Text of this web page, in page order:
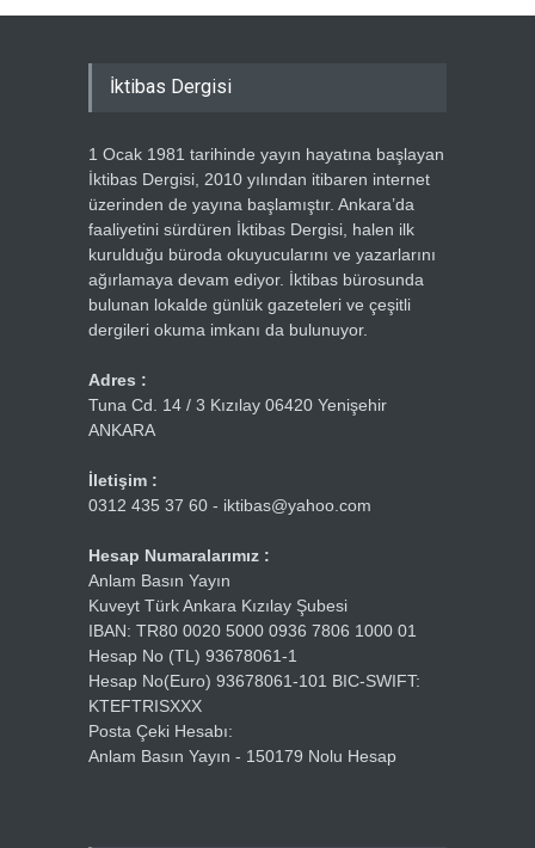
İktibas Dergisi
1 Ocak 1981 tarihinde yayın hayatına başlayan
İktibas Dergisi, 2010 yılından itibaren internet
üzerinden de yayına başlamıştır. Ankara’da
faaliyetini sürdüren İktibas Dergisi, halen ilk
kurulduğu büroda okuyucularını ve yazarlarını
ağırlamaya devam ediyor. İktibas bürosunda
bulunan lokalde günlük gazeteleri ve çeşitli
dergileri okuma imkanı da bulunuyor.
Adres :
Tuna Cd. 14 / 3 Kızılay 06420 Yenişehir
ANKARA
İletişim :
0312 435 37 60 - iktibas@yahoo.com
Hesap Numaralarımız :
Anlam Basın Yayın
Kuveyt Türk Ankara Kızılay Şubesi
IBAN: TR80 0020 5000 0936 7806 1000 01
Hesap No (TL) 93678061-1
Hesap No(Euro) 93678061-101 BIC-SWIFT:
KTEFTRISXXX
Posta Çeki Hesabı:
Anlam Basın Yayın - 150179 Nolu Hesap